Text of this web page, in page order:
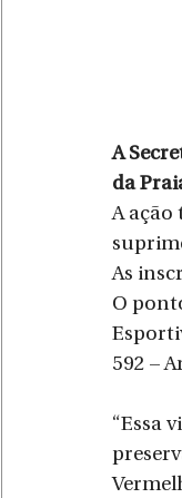
A
da
A
As
O
592 –
“Essa